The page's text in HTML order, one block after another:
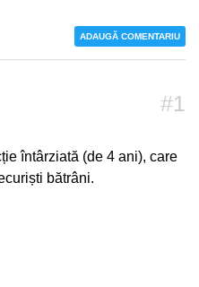
ADAUGĂ COMENTARIU
#1
întârziată (de 4 ani), care
bătrâni.